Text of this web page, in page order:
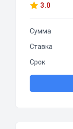
3.0
Сумма
Ставка
Срок